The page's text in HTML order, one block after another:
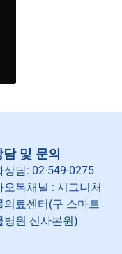
및 문의
상담: 02-549-0275
오톡채널 : 시그니처
의료센터(구 스마트
병원 신사본원)